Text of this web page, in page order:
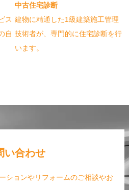
ス
自
中古住宅診断
建物に精通した1級建築施工管理
技術者が、専門的に住宅診断を行
います。
い合わせ
ションやリフォームのご相談やお